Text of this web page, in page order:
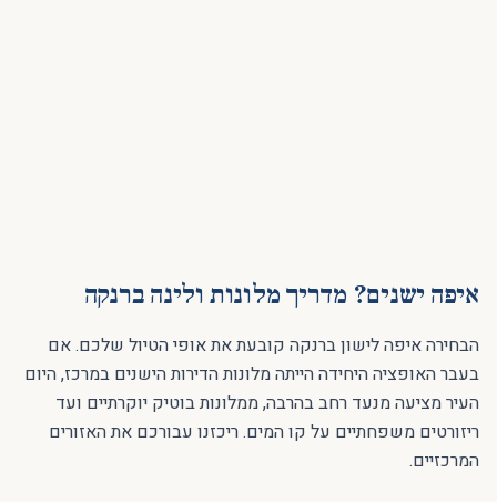
איפה ישנים? מדריך מלונות ולינה ברנקה
הבחירה איפה לישון ברנקה קובעת את אופי הטיול שלכם. אם
בעבר האופציה היחידה הייתה מלונות הדירות הישנים במרכז, היום
העיר מציעה מנעד רחב בהרבה, ממלונות בוטיק יוקרתיים ועד
ריזורטים משפחתיים על קו המים. ריכזנו עבורכם את האזורים
המרכזיים.